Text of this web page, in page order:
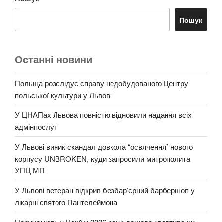
Пошук
Останні новини
Польща розслідує справу недобудованого Центру
польської культури у Львові
У ЦНАПах Львова повністю відновили надання всіх
адмінпослуг
У Львові виник скандал довкола “освячення” нового
корпусу UNBROKEN, куди запросили митрополита
УПЦ МП
У Львові ветеран відкрив безбар’єрний барбершоп у
лікарні святого Пантелеймона